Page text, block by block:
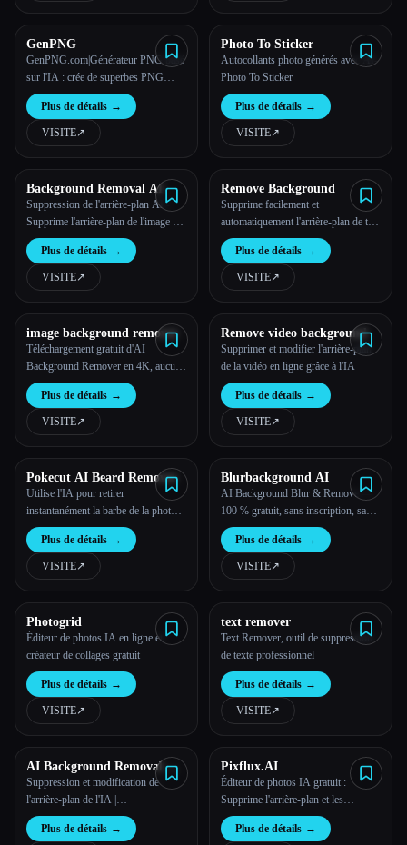
GenPNG
GenPNG.com|Générateur PNG basé
sur l'IA : crée de superbes PNG
transparents en ligne
Plus de détails →
VISITE↗︎
Photo To Sticker
Autocollants photo générés avec AI-
Photo To Sticker
Plus de détails →
VISITE↗︎
Background Removal AI
Suppression de l'arrière-plan AI -
Supprime l'arrière-plan de l'image en
ligne gratuitement.
Plus de détails →
VISITE↗︎
Remove Background
Supprime facilement et
automatiquement l'arrière-plan de tes
photos, en quelques secondes.
Plus de détails →
VISITE↗︎
image background remover
Téléchargement gratuit d'AI
Background Remover en 4K, aucune
inscription requise
Plus de détails →
VISITE↗︎
Remove video background
Supprimer et modifier l'arrière-plan
de la vidéo en ligne grâce à l'IA
Plus de détails →
VISITE↗︎
Pokecut AI Beard Remover
Utilise l'IA pour retirer
instantanément la barbe de la photo.
Obtenir une apparence propre en
toute simplicité
Plus de détails →
VISITE↗︎
Blurbackground AI
AI Background Blur & Remove —
100 % gratuit, sans inscription, sans
publicité | Blurbackground AI
Plus de détails →
VISITE↗︎
Photogrid
Éditeur de photos IA en ligne et
créateur de collages gratuit
Plus de détails →
VISITE↗︎
text remover
Text Remover, outil de suppression
de texte professionnel
Plus de détails →
VISITE↗︎
AI Background Removal &
Change |
aichangebackground
Suppression et modification de
l'arrière-plan de l'IA |
aichangebackground
Plus de détails →
Pixflux.AI
Éditeur de photos IA gratuit :
Supprime l'arrière-plan et les
filigranes | Pixflux.AI
Plus de détails →